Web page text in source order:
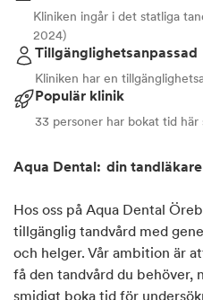
Kliniken ingår i det statliga
2024)
Tillgänglighetsanpassad
Kliniken har en
Populär klinik
33 personer har bokat tid här
Aqua Dental: din
Hos oss på Aqua Dental
tillgänglig tandvård med
och helger. Vår ambition är
få den tandvård du behöver,
smidigt boka tid för